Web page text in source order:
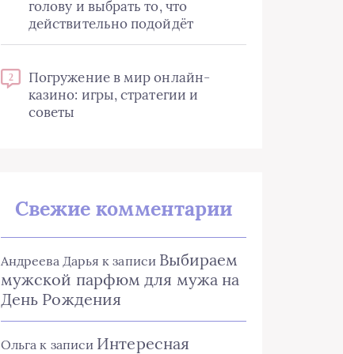
голову и выбрать то, что
действительно подойдёт
2
Погружение в мир онлайн-
казино: игры, стратегии и
советы
Свежие комментарии
Андреева Дарья к записи Выбираем
мужской парфюм для мужа на
День Рождения
Ольга к записи Интересная